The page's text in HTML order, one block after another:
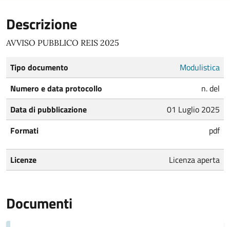
Descrizione
AVVISO PUBBLICO REIS 2025
Tipo documento
Modulistica
Numero e data protocollo
n. del
Data di pubblicazione
01 Luglio 2025
Formati
pdf
Licenze Licenza aperta
Documenti